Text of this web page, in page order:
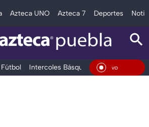
Azteca UNO Azteca 7 Deportes
Intercoles Básquetbol Deportes En